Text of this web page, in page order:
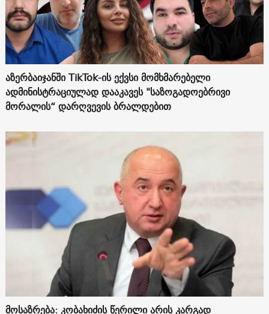
აზერბაიჯანში TikTok-ის ექვსი მომხმარებელი
ადმინისტრაციულად დააკავეს "საზოგადოებრივი
მორალის“ დარღვევის ბრალდებით
მოსაზრება: კობახიძის წერილი არის კარგად